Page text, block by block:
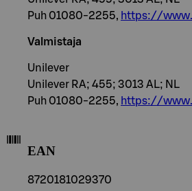
Puh 01080-2255, https://
Valmistaja
Unilever
Unilever RA; 455; 3013 AL; NL
Puh 01080-2255, https://
EAN
8720181029370